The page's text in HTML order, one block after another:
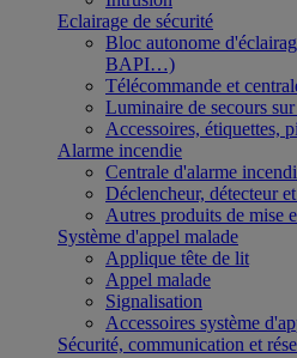
Eclairage de sécurité
Bloc autonome
BAPI…)
Télécommande et
Luminaire de secours
Accessoires, étiquettes,
Alarme incendie
Centrale d'alarme
Déclencheur, détecteur
Autres produits de mise
Système d'appel malade
Applique tête de lit
Appel malade
Signalisation
Accessoires système
Sécurité, communication et